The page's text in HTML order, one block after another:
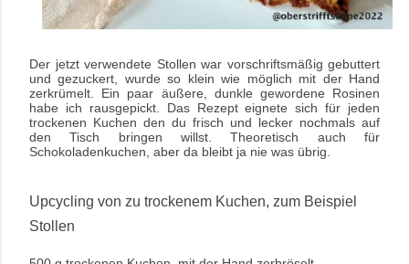
Der jetzt verwendete Stollen war vorschriftsmäßig gebuttert
und gezuckert, wurde so klein wie möglich mit der Hand
zerkrümelt. Ein paar äußere, dunkle gewordene Rosinen
habe ich rausgepickt. Das Rezept eignete sich für jeden
trockenen Kuchen den du frisch und lecker nochmals auf
den Tisch bringen willst. Theoretisch auch für
Schokoladenkuchen, aber da bleibt ja nie was übrig.
Upcycling von zu trockenem Kuchen, zum Beispiel
Stollen